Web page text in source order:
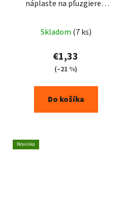
náplaste na pľuzgiere 5
Skladom (7 ks)
€1,33
(–21 %)
Do košíka
Novinka